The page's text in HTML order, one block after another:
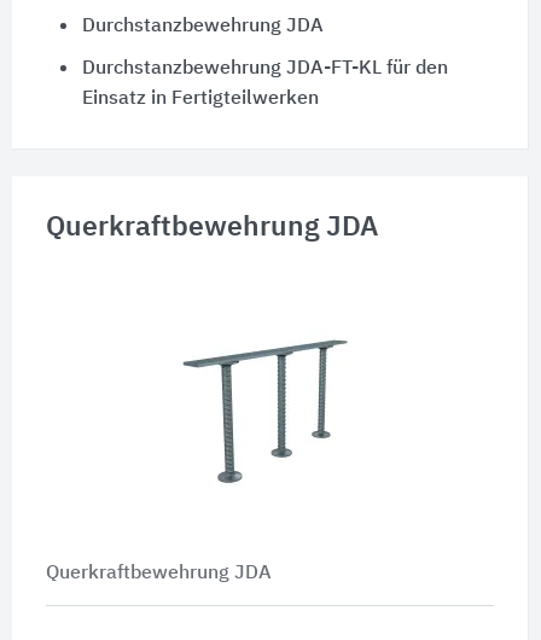
Durchstanzbewehrung JDA
Durchstanzbewehrung JDA-FT-KL für den
Einsatz in Fertigteilwerken
Querkraftbewehrung JDA
Querkraftbewehrung JDA